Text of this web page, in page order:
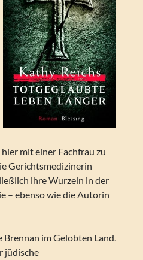
mit einer Fachfrau zu
Gerichtsmedizinerin
ihre Wurzeln in der
– ebenso wie die Autorin
im Gelobten Land.
jüdische